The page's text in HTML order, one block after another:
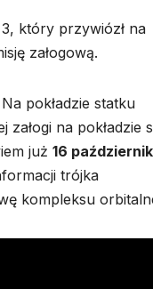
który przywiózł na
załogową.
pokładzie statku
na pokładzie
już 16
trójka
kompleksu